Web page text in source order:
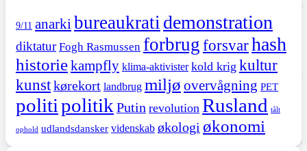
9/11 anarki bureaukrati demonstration
diktatur Fogh Rasmussen forbrugforsvarhash
historiekampfly klima-aktivister kold krig kultur
kunstkørekort landbrug miljø overvågning PET
politipolitik Putin revolution Rusland tålt
ophold udlandsdansker videnskab økologi økonomi